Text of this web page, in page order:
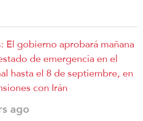
El gobierno aprobará mañana
de emergencia en el
hasta el 8 de septiembre, en
con Irán
ago